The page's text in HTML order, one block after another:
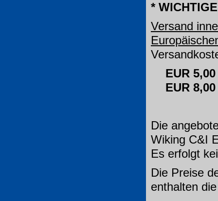
*
Versand
EUR 5,00
EUR
Die
Wiking C&I
Es erfolgt
Die Preise
enthalten